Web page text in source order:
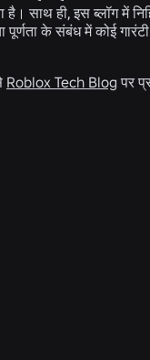
साथ ही, इस ब्लॉग में
पूर्णता के संबंध में कोई गारंटी
Roblox Tech Blog पर